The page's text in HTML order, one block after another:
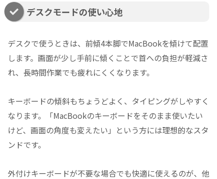
デスクモードの使い心地
デスクで使うときは、前傾4本脚でMacBookを傾けて配置
します。画面が少し手前に傾くことで首への負担が軽減さ
れ、長時間作業でも疲れにくくなります。
キーボードの傾斜もちょうどよく、タイピングがしやすく
なります。「MacBookのキーボードをそのまま使いたい
けど、画面の角度も変えたい」という方には理想的なスタ
ンドです。
外付けキーボードが不要な場合でも快適に使えるのが、他